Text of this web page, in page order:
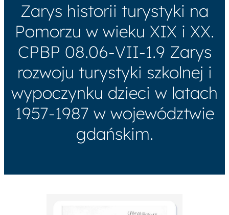
Zarys historii turystyki na
Pomorzu w wieku XIX i XX.
CPBP 08.06-VII-1.9 Zarys
rozwoju turystyki szkolnej i
wypoczynku dzieci w latach
1957-1987 w województwie
gdańskim.